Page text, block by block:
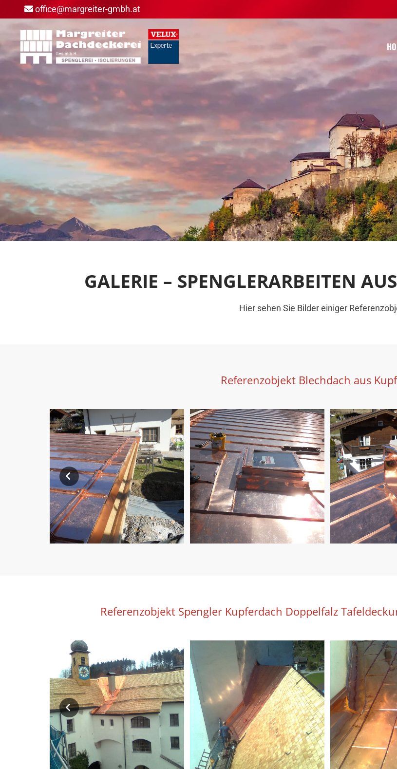
 office@margreiter-gmbh.at
GALERIE – SPENGLERARBEITEN
Hier sehen Sie Bilder einiger
Referenzobjekt Blechdach aus
Referenzobjekt Spengler Kupferdach Doppelfalz